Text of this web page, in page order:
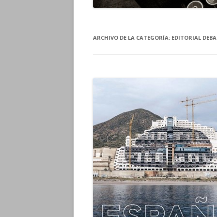
ARCHIVO DE LA CATEGORÍA: EDITORIAL